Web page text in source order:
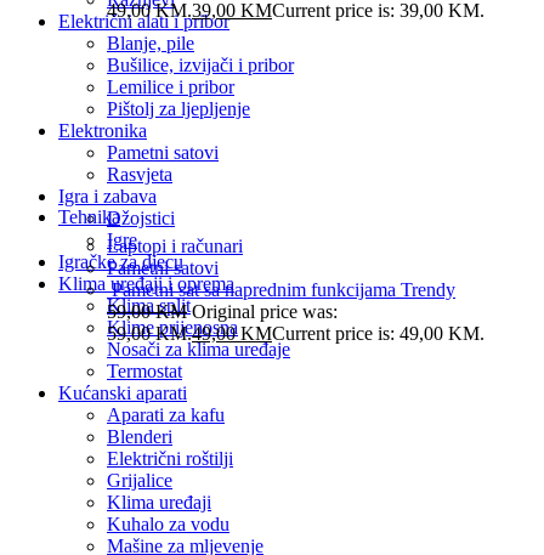
Električni alati i pribor
Blanje, pile
Bušilice, izvijači i pribor
Lemilice i pribor
Pištolj za ljepljenje
Elektronika
Pametni satovi
Rasvjeta
Igra i zabava
Džojstici
Igre
Igračke za djecu
Klima uređaji i oprema
Klima split
Klime prijenosna
Nosači za klima uređaje
Termostat
Kućanski aparati
Aparati za kafu
Blenderi
Električni roštilji
Grijalice
Klima uređaji
Kuhalo za vodu
Mašine za mljevenje
49,00 KM.39,00 KMCurrent price is: 39,00 KM.
Tehnika
Laptopi i računari
Pametni satovi
Pametni sat sa naprednim funkcijama Trendy
59,00KM Original price was:
59,00 KM.49,00KMCurrent price is: 49,00 KM.